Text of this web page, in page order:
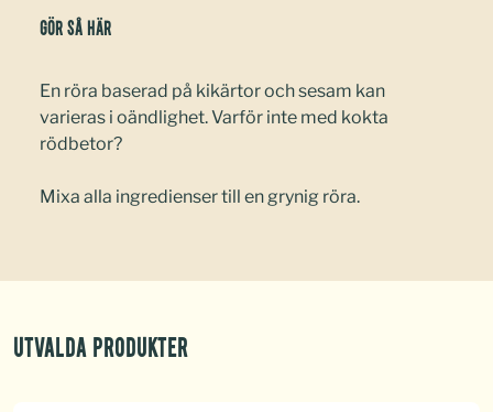
Gör så här
En röra baserad på kikärtor och sesam kan
varieras i oändlighet. Varför inte med kokta
rödbetor?
Mixa alla ingredienser till en grynig röra.
Utvalda produkter